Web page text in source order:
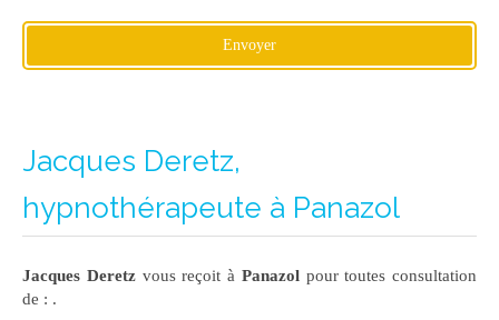
Envoyer
Jacques Deretz,
hypnothérapeute à Panazol
Jacques Deretzvous reçoit à Panazolpour toutes consultation
de : .